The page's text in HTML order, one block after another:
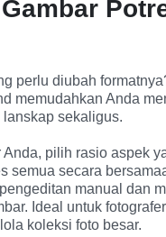
perlu diubah
memudahkan Anda
sekaligus.
pilih rasio aspek
semua secara
manual dan
Ideal untuk
koleksi foto besar.